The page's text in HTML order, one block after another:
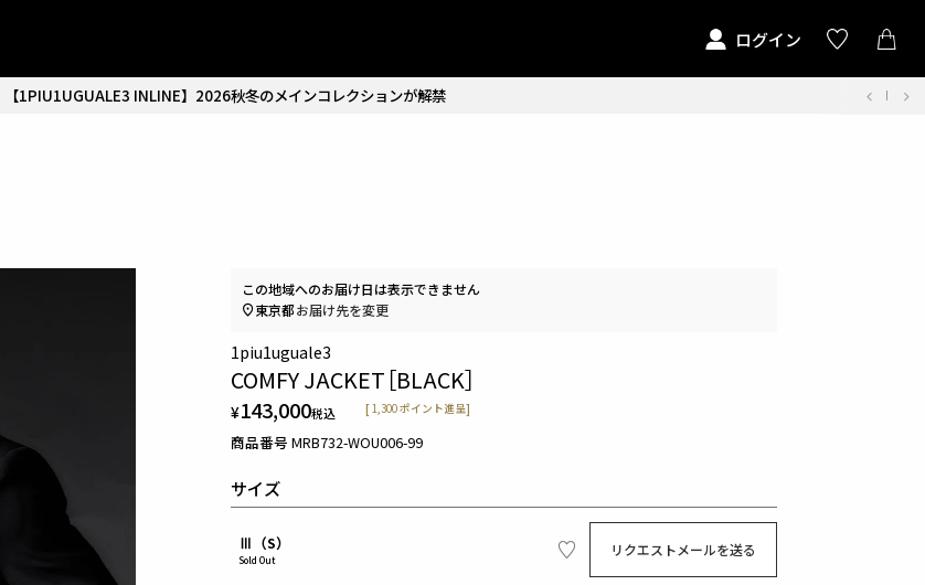
ログイン
【1PIU1UGUALE3 INLINE】2026秋冬のメインコレクションが解禁
1piu1uguale3
COMFY JACKET［BLACK］
¥143,000税込 [1,300ポイント進呈]
商品番号 MRB732-WOU006-99
サイズ
Ⅲ（S）
Sold Out
リクエストメールを送る
この地域へのお届け日は表示できません
東京都お届け先を変更